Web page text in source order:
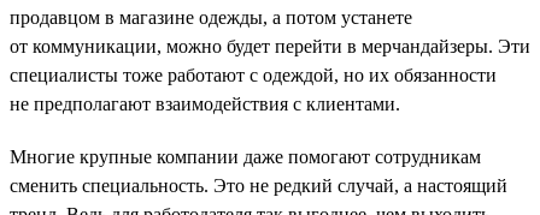
продавцом в магазине одежды, а потом устанете
от коммуникации, можно будет перейти в мерчандайзеры. Эти
специалисты тоже работают с одеждой, но их обязанности
не предполагают взаимодействия с клиентами.
Многие крупные компании даже помогают сотрудникам
сменить специальность. Это не редкий случай, а настоящий